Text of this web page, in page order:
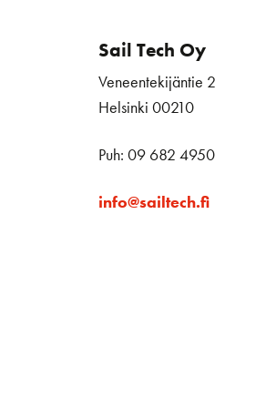
Sail Tech Oy
Veneentekijäntie 2
Helsinki 00210
Puh: 09 682 4950
info@sailtech.fi